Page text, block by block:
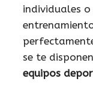
individuales
se te disponen
equipos